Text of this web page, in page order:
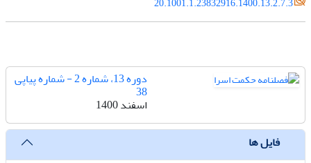
دوره 13، شماره 2 - شماره پیاپی
38
اسفند 1400
فایل ها